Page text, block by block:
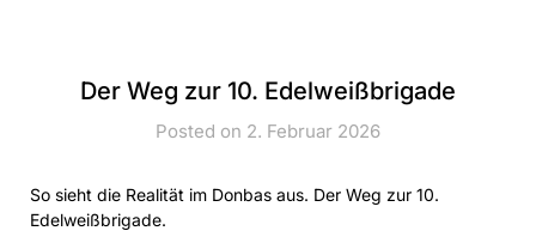
Der Weg zur 10. Edelweißbrigade
Posted on 2. Februar 2026
So sieht die Realität im Donbas aus. Der Weg zur 10.
Edelweißbrigade.